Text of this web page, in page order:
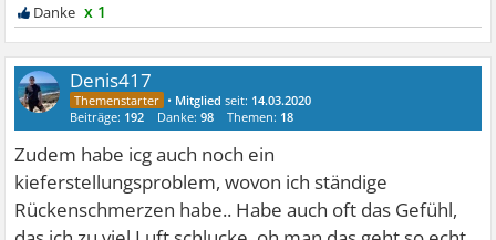
x 1
Denis417
• Mitglied seit: 14.03.2020
Beiträge: 192 Danke:98 Themen: 18
Zudem habe icg auch noch ein
kieferstellungsproblem, wovon ich ständige
Rückenschmerzen habe.. Habe auch oft das Gefühl,